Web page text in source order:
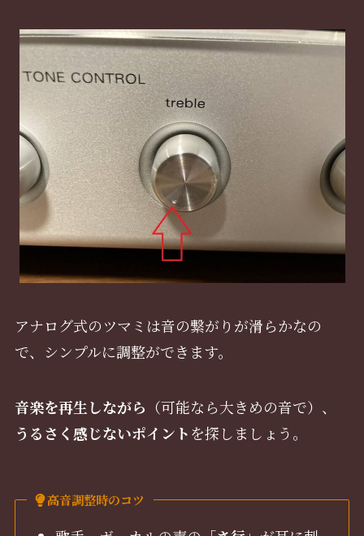
アナログ式のツマミは音の繋がりが滑らかなの
で、シンプルに調整ができます。
音楽を再生しながら （可能なら大きめの音で）、
うるさく感じないポイントを探しましょう。
高音調整時のコツ